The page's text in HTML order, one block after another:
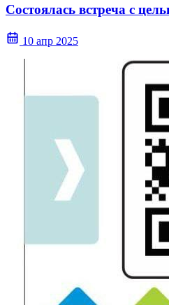
Состоялась встреча с
10 апр 2025